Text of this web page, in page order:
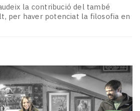
la contribució del també
per haver potenciat la filosofia en